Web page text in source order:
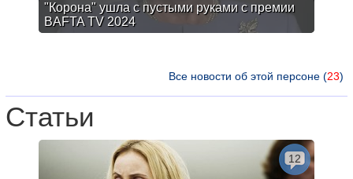
"Корона" ушла с пустыми руками с премии
BAFTA TV 2024
Все новости об этой персоне (23)
Статьи
12